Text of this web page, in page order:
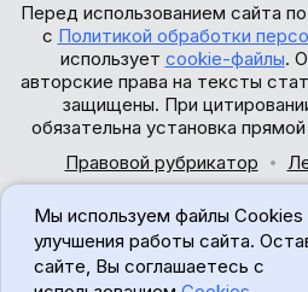
Перед использованием сайта
с Политикой обработки
использует cookie-файлы.
авторские права на тексты
защищены. При
обязательна установка
Правовой рубрикатор
© 2017-
18+
Мы используем файлы Cookies
улучшения работы сайта.
сайте, Вы соглашаетесь с